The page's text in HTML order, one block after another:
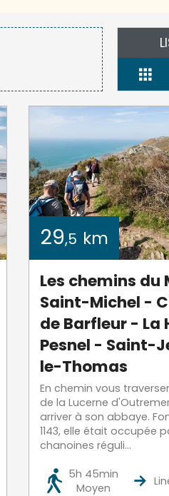
29,5 km
Les chemins du
Saint-Michel -
de Barfleur - La
Pesnel - Saint-
le-Thomas
En chemin vous
de la Lucerne
arriver à son abbaye.
1143, elle était occupée
chanoines réguli...
5h 45min
Moyen